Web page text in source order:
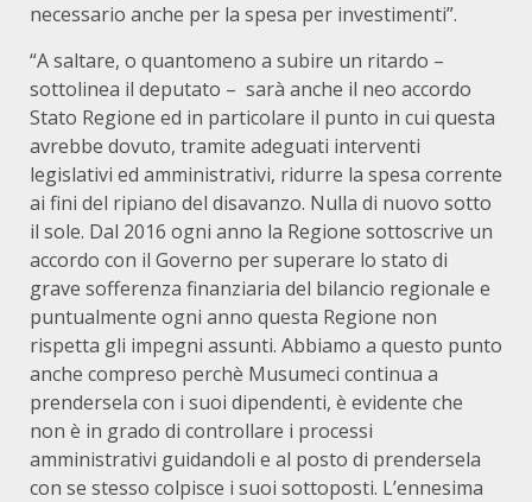
necessario anche per la spesa per investimenti”.
“A saltare, o quantomeno a subire un ritardo –
sottolinea il deputato – sarà anche il neo accordo
Stato Regione ed in particolare il punto in cui questa
avrebbe dovuto, tramite adeguati interventi
legislativi ed amministrativi, ridurre la spesa corrente
ai fini del ripiano del disavanzo. Nulla di nuovo sotto
il sole. Dal 2016 ogni anno la Regione sottoscrive un
accordo con il Governo per superare lo stato di
grave sofferenza finanziaria del bilancio regionale e
puntualmente ogni anno questa Regione non
rispetta gli impegni assunti. Abbiamo a questo punto
anche compreso perchè Musumeci continua a
prendersela con i suoi dipendenti, è evidente che
non è in grado di controllare i processi
amministrativi guidandoli e al posto di prendersela
con se stesso colpisce i suoi sottoposti. L’ennesima